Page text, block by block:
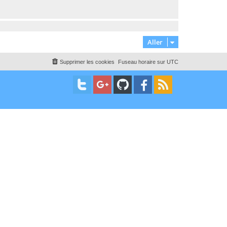
Aller
Fuseau horaire sur UTC
Supprimer les cookies